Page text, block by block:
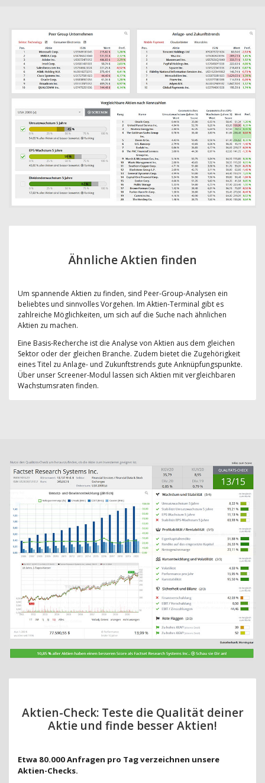
Ähnliche Aktien finden
Um spannende Aktien zu finden, sind Peer-Group-Analysen ein
beliebtes und sinnvolles Vorgehen. Im Aktien-Terminal gibt es
zahlreiche Möglichkeiten, um sich auf die Suche nach ähnlichen
Aktien zu machen.
Eine Basis-Recherche ist die Analyse von Aktien aus dem gleichen
Sektor oder der gleichen Branche. Zudem bietet die Zugehörigkeit
eines Titel zu Anlage- und Zukunftstrends gute Anknüpfungspunkte.
Über unser Screener-Modul lassen sich Aktien mit vergleichbaren
Wachstumsraten finden.
Aktien-Check: Teste die Qualität deiner
Aktie und finde besser Aktien!
Etwa 80.000 Anfragen pro Tag verzeichnen unsere
Aktien-Checks.